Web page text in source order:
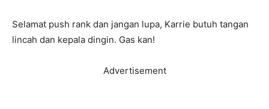
Selamat push rank dan jangan lupa, Karrie butuh tangan
lincah dan kepala dingin. Gas kan!
Advertisement